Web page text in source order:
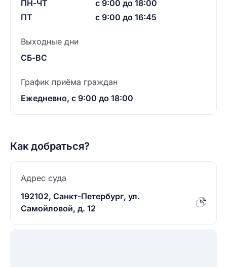
ПН-ЧТ
ПТ
с 9:00 до 18:00
с 9:00 до 16:45
Выходные дни
СБ-ВС
График приёма граждан
Ежедневно, с 9:00 до 18:00
Как добраться?
Адрес суда
192102, Санкт-Петербург, ул.
Самойловой, д. 12